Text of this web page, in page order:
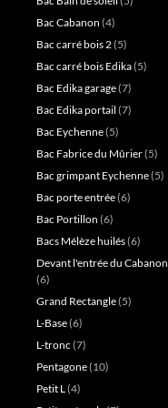
Bac Cabanon (4)
Bac carré bois 2(5)
Bac carré bois Edika(5)
Bac Edika garage(7)
Bac Edika portail (7)
Bac Eychenne(5)
Bac Fabrice du Mûrier(5)
Bac grimpant Eychenne(5)
Bac porte entrée(6)
Bac Portillon (6)
Bacs Mélèze huilés(6)
Devant l'entrée du Cabanon
(6)
Grand Rectangle(5)
L-Base(6)
L-tronc (7)
Pentagone(10)
Petit L(4)